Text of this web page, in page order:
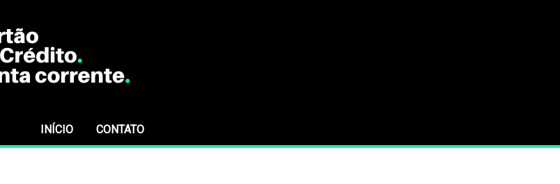
INÍCIO CONTATO